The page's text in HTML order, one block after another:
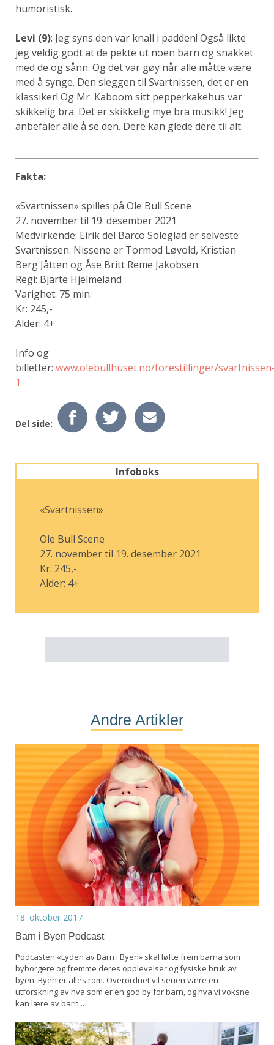
humoristisk.
Levi (9): Jeg syns den var knall i padden! Også likte
jeg veldig godt at de pekte ut noen barn og snakket
med de og sånn. Og det var gøy når alle måtte være
med å synge. Den sleggen til Svartnissen, det er en
klassiker! Og Mr. Kaboom sitt pepperkakehus var
skikkelig bra. Det er skikkelig mye bra musikk! Jeg
anbefaler alle å se den. Dere kan glede dere til alt.
Fakta:
«Svartnissen» spilles på Ole Bull Scene
27. november til 19. desember 2021
Medvirkende: Eirik del Barco Soleglad er selveste
Svartnissen. Nissene er Tormod Løvold, Kristian
Berg Jåtten og Åse Britt Reme Jakobsen.
Regi: Bjarte Hjelmeland
Varighet: 75 min.
Kr: 245,-
Alder: 4+
Info og
billetter: www.olebullhuset.no/forestillinger/
1
Del side:
Infoboks
«Svartnissen»
Ole Bull Scene
27. november til 19. desember 2021
Kr: 245,-
Alder: 4+
Andre Artikler
18. oktober 2017
Barn i Byen Podcast
Podcasten «Lyden av Barn i Byen» skal løfte frem barna som
byborgere og fremme deres opplevelser og fysiske bruk av
byen. Byen er alles rom. Overordnet vil serien være en
utforskning av hva som er en god by for barn, og hva vi voksne
kan lære av barn...